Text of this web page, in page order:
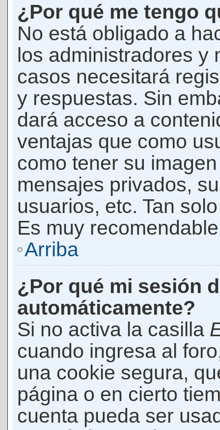
¿Por qué me tengo
No está obligado a
los administradores y
casos necesitará
y respuestas. Sin
dará acceso a
ventajas que como
como tener su
mensajes privados,
usuarios, etc. Tan
Es muy
Arriba
¿Por qué mi sesión
automáticamente?
Si no activa la casilla
cuando ingresa al
una cookie segura,
página o en cierto
cuenta pueda ser